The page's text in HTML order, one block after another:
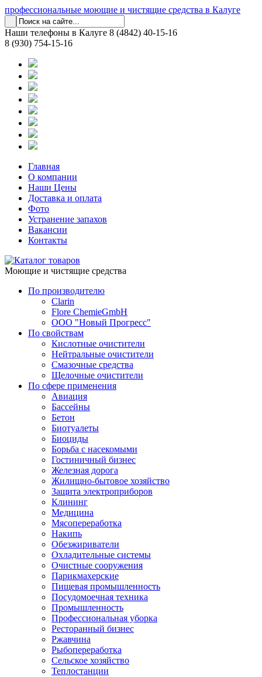
профессиональные моющие и чистящие средства в Калуге
Наши телефоны в Калуге 8 (4842) 40-15-16
8 (930) 754-15-16
Главная
О компании
Наши Цены
Доставка и оплата
Фото
Устранение запахов
Вакансии
Контакты
Моющие и чистящие средства
По производителю
Clarin
Flore ChemieGmbH
ООО "Новый Прогресс"
По свойствам
Кислотные очистители
Нейтральные очистители
Смазочные средства
Щелочные очистители
По сфере применения
Авиация
Бассейны
Бетон
Биотуалеты
Биоциды
Борьба с насекомыми
Гостиничный бизнес
Железная дорога
Жилищно-бытовое хозяйство
Защита электроприборов
Клининг
Медицина
Мясопереработка
Накипь
Обезжириватели
Охладительные системы
Очистные сооружения
Парикмахерские
Пищевая промышленность
Посудомоечная техника
Промышленность
Профессиональная уборка
Ресторанный бизнес
Ржавчина
Рыбопереработка
Сельское хозяйство
Теплостанции